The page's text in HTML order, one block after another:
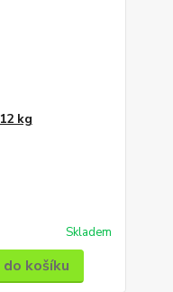
kg
Skladem
košíku